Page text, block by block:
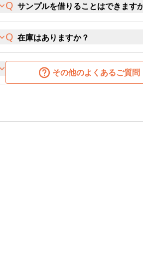
サンプルを借りることはできます
在庫はありますか？
その他のよくあるご質問